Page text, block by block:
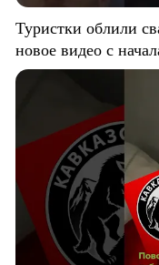
Туристки облили
новое видео с